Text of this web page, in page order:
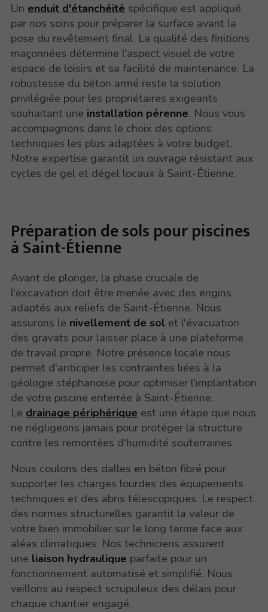
Un enduit d'étanchéité spécifique est appliqué
par nos soins pour préparer la surface avant la
pose du revêtement final. La qualité des finitions
maçonnées détermine l'aspect visuel de votre
espace de loisirs et sa facilité de maintenance. La
robustesse du béton armé reste la solution
privilégiée pour les propriétaires exigeants
souhaitant une installation pérenne. Nous vous
accompagnons dans le choix des options
techniques les plus adaptées à votre budget.
Notre expertise garantit un ouvrage résistant aux
cycles de gel et dégel locaux à Saint-Étienne.
Préparation de sols pour piscines
à Saint-Étienne
Avant de plonger, la phase cruciale de
l'excavation doit être menée avec des engins
adaptés aux reliefs de Saint-Étienne. Nous
assurons le nivellement de sol et l'évacuation
des gravats pour laisser place à une plateforme
de travail propre. Notre présence locale nous
permet d'anticiper les contraintes liées à la
géologie stéphanoise pour optimiser l'implantation
de votre piscine enterrée à Saint-Étienne.
Le drainage périphérique est une étape que nous
ne négligeons jamais pour protéger la structure
contre les remontées d'humidité souterraines.
Nous coulons des dalles en béton fibré pour
supporter les charges lourdes des équipements
techniques et des abris télescopiques. Le respect
des normes structurelles garantit la valeur de
votre bien immobilier sur le long terme face aux
aléas climatiques. Nos techniciens assurent
une liaison hydraulique parfaite pour un
fonctionnement automatisé et simplifié. Nous
veillons au respect scrupuleux des délais pour
chaque chantier engagé.